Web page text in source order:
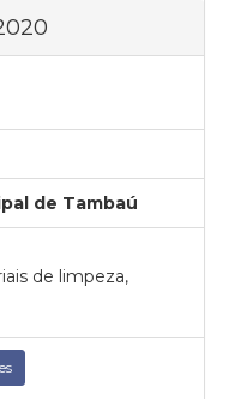
de Tambaú
de limpeza,